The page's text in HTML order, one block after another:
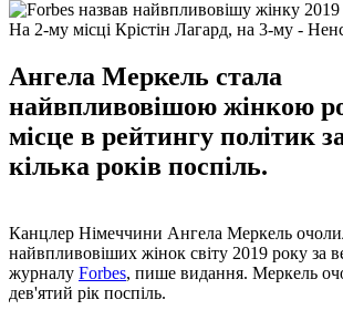
На 2-му місці Крістін Лагард, на 3-му -
Ангела Меркель стала
найвпливовішою жінкою
місце в рейтингу політик
кілька років поспіль.
Канцлер Німеччини Ангела Меркель
найвпливовіших жінок світу 2019 року за
журналу Forbes, пише видання. Меркель
дев'ятий рік поспіль.